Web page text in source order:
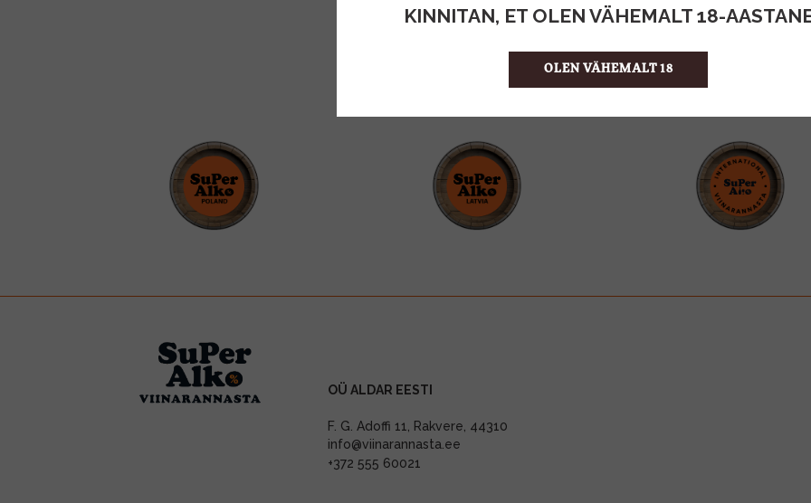
KINNITAN, ET OLEN VÄHEMALT 18-
OLEN VÄHEMALT 18
OÜ ALDAR EESTI
F. G. Adoffi 11, Rakvere, 44310
info@viinarannasta.ee
+372 555 60021